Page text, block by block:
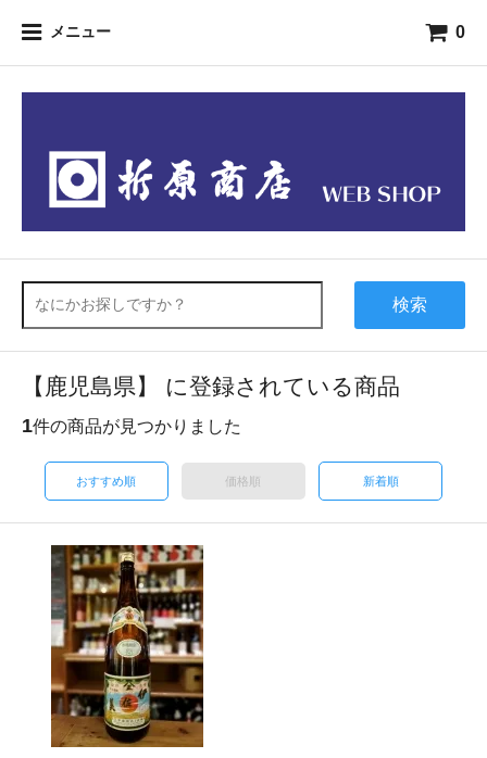
メニュー 0
検索
【鹿児島県】 に登録されている商品
1件の商品が見つかりました
おすすめ順 価格順 新着順